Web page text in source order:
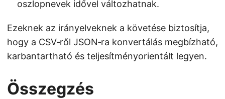
oszlopnevek idővel változhatnak.
Ezeknek az irányelveknek a követése biztosítja,
hogy a CSV‑ről JSON‑ra konvertálás megbízható,
karbantartható és teljesítményorientált legyen.
Összegzés